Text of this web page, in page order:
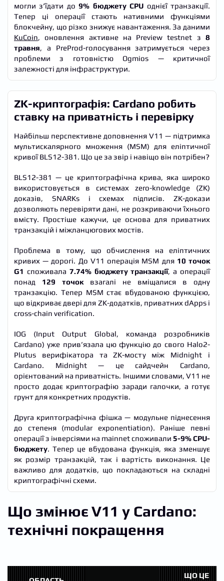
могли з’їдати до9% бюджету CPU однієї транзакції.
Тепер ці операції стають нативними функціями
блокчейну, що різко знижує навантаження. За даними
KuCoin, оновлення активне на Preview testnet з 8
травня, а PreProd-голосування затримується через
проблеми з готовністю Ogmios — критичної
залежності для інфраструктури.
ZK-криптографія: Cardano робить
ставку на приватність і перевірку
Найбільш перспективне доповнення V11 — підтримка
мультискалярного множення (MSM) для еліптичної
кривої BLS12-381. Що це за звір і навіщо він потрібен?
BLS12-381 — це криптографічна крива, яка широко
використовується в системах zero-knowledge (ZK)
доказів, SNARKs і схемах підписів. ZK-докази
дозволяють перевіряти дані, не розкриваючи їхнього
вмісту. Простіше кажучи, це основа для приватних
транзакцій і міжланцюгових мостів.
Проблема в тому, що обчислення на еліптичних
кривих — дорогі. До V11 операція MSM для 10 точок
G1 споживала 7.74% бюджету транзакції, а операції
понад 129 точок взагалі не вміщалися в одну
транзакцію. Тепер MSM стає вбудованою функцією,
що відкриває двері для ZK-додатків, приватних dApps і
cross-chain verification.
IOG (Input Output Global, команда розробників
Cardano) уже прив’язала цю функцію до свого Halo2-
Plutus верифікатора та ZK-мосту між Midnight і
Cardano. Midnight — це сайдчейн Cardano,
орієнтований на приватність. Іншими словами, V11 не
просто додає криптографію заради галочки, а готує
грунт для конкретних продуктів.
Друга криптографічна фішка — модульне піднесення
до степеня (modular exponentiation). Раніше певні
операції з інверсіями на mainnet споживали 5-9% CPU-
бюджету. Тепер це вбудована функція, яка зменшує
як розмір транзакцій, так і вартість виконання. Це
важливо для додатків, що покладаються на складні
криптографічні схеми.
Що змінює V11 у Cardano:
технічні покращення
ЩО ЦЕ